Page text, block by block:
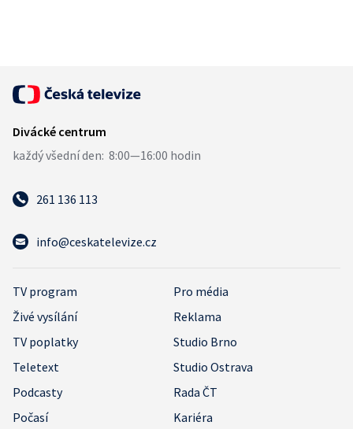
261 136 113
info@ceskatelevize.cz
TV program
Pro média
Živé vysílání
Reklama
TV poplatky
Studio Brno
Teletext
Studio Ostrava
Podcasty
Rada ČT
Počasí
Kariéra